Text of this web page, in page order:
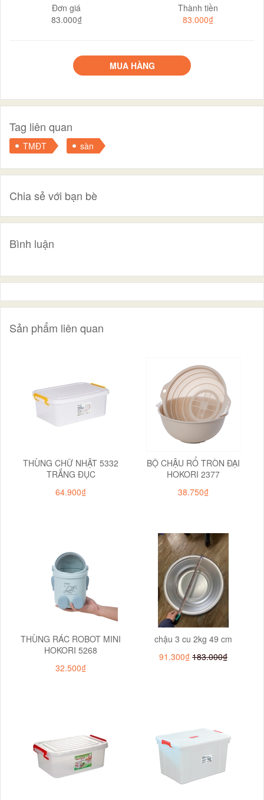
Đơn giá
83.000₫
Thành tiền
83.000₫
MUA HÀNG
Tag liên quan
TMĐT sàn
Chia sẻ với bạn bè
Bình luận
Sản phẩm liên quan
THÙNG CHỮ NHẬT 5332
TRẮNG ĐỤC
64.900₫
BỘ CHẬU RỔ TRÒN ĐẠI
HOKORI 2377
38.750₫
THÙNG RÁC ROBOT MINI
HOKORI 5268
32.500₫
chậu 3 cu 2kg 49 cm
91.300₫ 183.000₫